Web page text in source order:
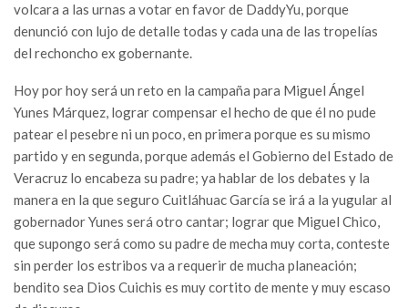
volcara a las urnas a votar en favor de DaddyYu, porque
denunció con lujo de detalle todas y cada una de las tropelías
del rechoncho ex gobernante.
Hoy por hoy será un reto en la campaña para Miguel Ángel
Yunes Márquez, lograr compensar el hecho de que él no pude
patear el pesebre ni un poco, en primera porque es su mismo
partido y en segunda, porque además el Gobierno del Estado de
Veracruz lo encabeza su padre; ya hablar de los debates y la
manera en la que seguro Cuitláhuac García se irá a la yugular al
gobernador Yunes será otro cantar; lograr que Miguel Chico,
que supongo será como su padre de mecha muy corta, conteste
sin perder los estribos va a requerir de mucha planeación;
bendito sea Dios Cuichis es muy cortito de mente y muy escaso